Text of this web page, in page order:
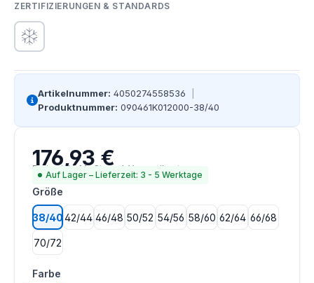
ZERTIFIZIERUNGEN & STANDARDS
Artikelnummer: 4050274558536
Produktnummer: 090461K012000-38/40
Regulärer Preis:
176,93 €
Preise inkl. MwSt. zzgl. Versandkosten
Auf Lager – Lieferzeit: 3 - 5 Werktage
Größe
38/40 42/44 46/48 50/52 54/56 58/60 62/64 66/68
70/72
Farbe